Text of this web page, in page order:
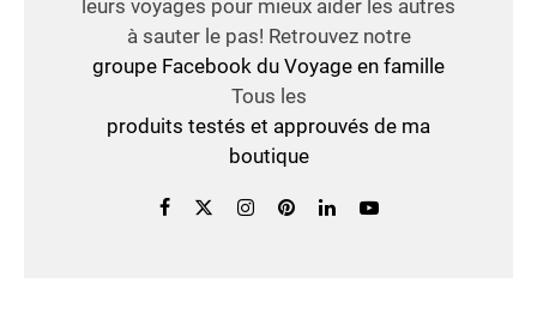
leurs voyages pour mieux aider les autres
à sauter le pas! Retrouvez notre
groupe Facebook du Voyage en famille
Tous les
produits testés et approuvés de ma
boutique